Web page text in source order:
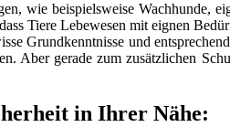
wie beispielsweise Wachhunde,
Tiere Lebewesen mit eignen
Grundkenntnisse und
Aber gerade zum zusätzlichen
in Ihrer Nähe: